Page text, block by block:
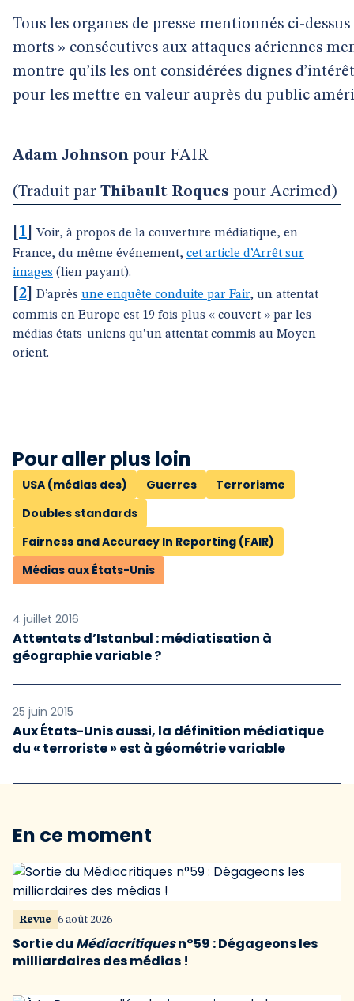
Tous les organes de presse mentionnés ci-
morts » consécutives aux attaques aériennes
montre qu’ils les ont considérées dignes
pour les mettre en valeur auprès du public
Adam Johnson pour FAIR
(Traduit par Thibault Roques pour Acrimed)
1 ]Voir, à propos de la couverture médiatique, en
France, du même événement, cet article d’Arrêt sur
images (lien payant).
2 D’après une enquête conduite par Fair, un attentat
commis en Europe est 19 fois plus « couvert » par les
médias états-uniens qu’un attentat commis au Moyen-
orient.
Pour aller plus loin
USA (médias des) Guerres
Terrorisme
Doubles standards
Fairness and Accuracy In Reporting (FAIR)
Médias aux États-Unis
4 juillet 2016
Attentats d’Istanbul : médiatisation à
géographie variable ?
25 juin 2015
Aux États-Unis aussi, la définition médiatique
du « terroriste » est à géométrie variable
En ce moment
Revue 6 août 2026
Sortie du Médiacritiquesn°59 : Dégageons les
milliardaires des médias !